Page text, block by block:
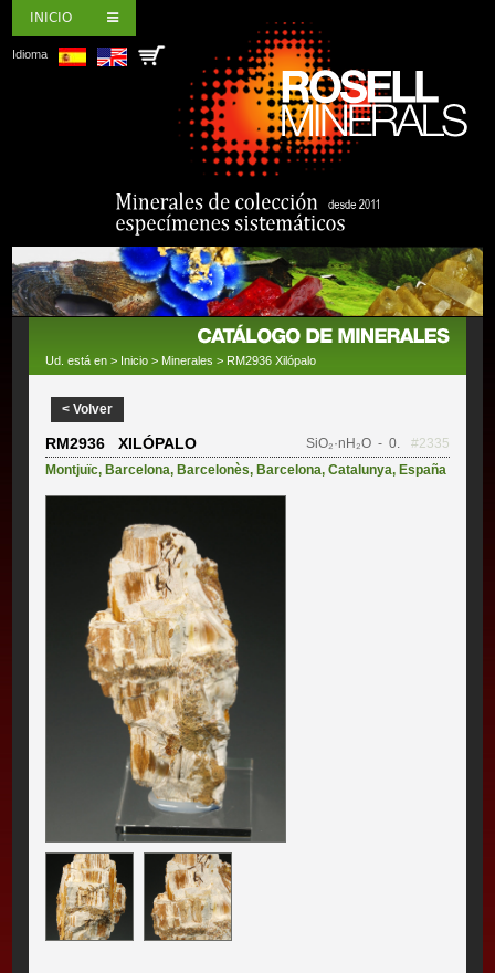
INICIO
Idioma
Ud. está en > Inicio > Minerales > RM2936 Xilópalo
< Volver
RM2936 XILÓPALO SiO₂·nH₂O- 0.
#2335
Montjuïc, Barcelona, Barcelonès, Barcelona,Catalunya, España